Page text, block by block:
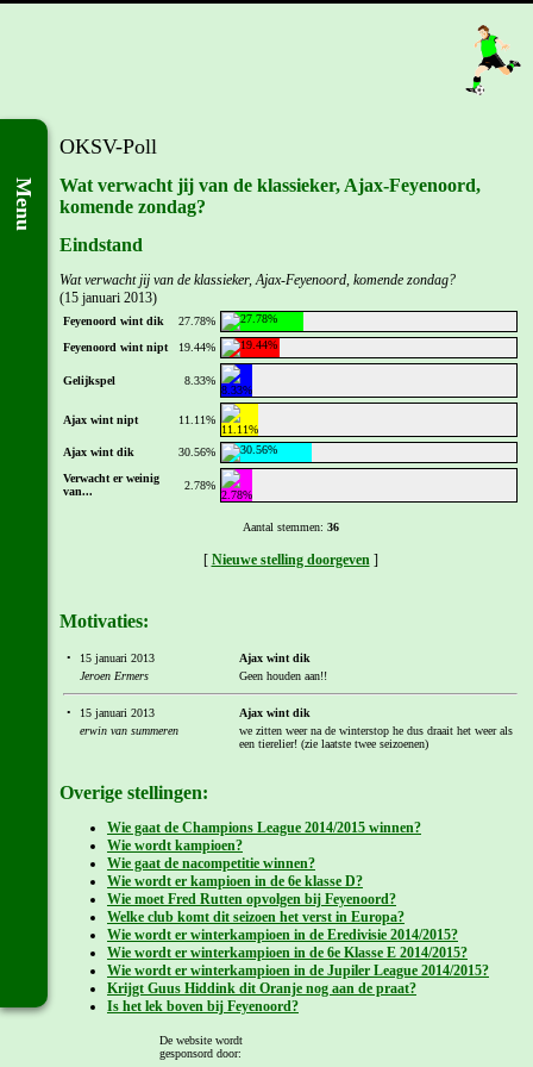
Menu
OKSV-Poll
Wat verwacht jij van de klassieker, Ajax-Feyenoord,
komende zondag?
Eindstand
Wat verwacht jij van de klassieker, Ajax-Feyenoord, komende zondag?
(15 januari 2013)
Feyenoord wint dik
27.78%
Feyenoord wint nipt
19.44%
Gelijkspel 8.33%
Ajax wint nipt 11.11%
Ajax wint dik
30.56%
Verwacht er weinig
van...
2.78%
Aantal stemmen: 36
[ Nieuwe stelling doorgeven]
Motivaties:
• 15 januari 2013
Ajax wint dik
Jeroen Ermers
Geen houden aan!!
• 15 januari 2013
Ajax wint dik
erwin van summeren
we zitten weer na de winterstop he dus draait het weer als
een tierelier! (zie laatste twee seizoenen)
Overige stellingen:
Wie gaat de Champions League 2014/2015 winnen?
Wie wordt kampioen?
Wie gaat de nacompetitie winnen?
Wie wordt er kampioen in de 6e klasse D?
Wie moet Fred Rutten opvolgen bij Feyenoord?
Welke club komt dit seizoen het verst in Europa?
Wie wordt er winterkampioen in de Eredivisie 2014/2015?
Wie wordt er winterkampioen in de 6e Klasse E 2014/2015?
Wie wordt er winterkampioen in de Jupiler League 2014/2015?
Krijgt Guus Hiddink dit Oranje nog aan de praat?
Is het lek boven bij Feyenoord?
Wat verwacht jij van de klassieker Feyenoord - Ajax?
Gaat OKSV 3 weer dezelfde prestaties leveren?
De website wordt
gesponsord door: